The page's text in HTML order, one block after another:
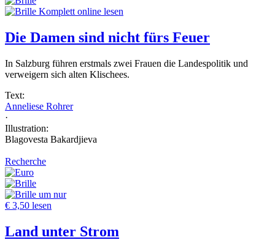
Komplett online lesen
Die Damen sind nicht fürs Feuer
In Salzburg führen erstmals zwei Frauen die Landespolitik und
verweigern sich alten Klischees.
Text:
Anneliese Rohrer
·
Illustration:
Blagovesta Bakardjieva
Recherche
um nur
€ 3,50 lesen
Land unter Strom